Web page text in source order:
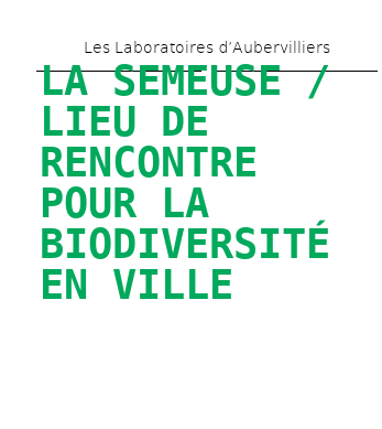
Les Laboratoires d’Aubervilliers
LA SEMEUSE /
LIEU DE
RENCONTRE
POUR LA
BIODIVERSITÉ
EN VILLE